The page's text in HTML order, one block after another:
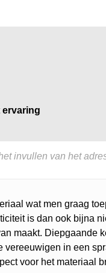
ervaring
invullen van het
wat men graag
is dan ook bijna
maakt. Diepgaande
vereeuwigen in een
voor het materiaal